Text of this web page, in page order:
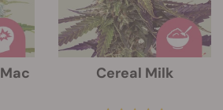
Cereal Milk